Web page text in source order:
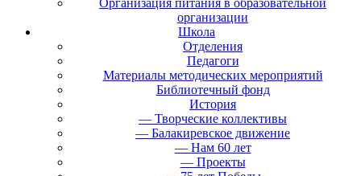
Организация питания в образовательной
организации
Школа
Отделения
Педагоги
Материалы методических мероприятий
Библиотечный фонд
История
— Творческие коллективы
— Балакиревское движение
— Нам 60 лет
— Проекты